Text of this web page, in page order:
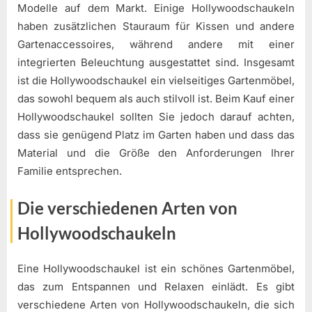
Modelle auf dem Markt. Einige Hollywoodschaukeln
haben zusätzlichen Stauraum für Kissen und andere
Gartenaccessoires, während andere mit einer
integrierten Beleuchtung ausgestattet sind. Insgesamt
ist die Hollywoodschaukel ein vielseitiges Gartenmöbel,
das sowohl bequem als auch stilvoll ist. Beim Kauf einer
Hollywoodschaukel sollten Sie jedoch darauf achten,
dass sie genügend Platz im Garten haben und dass das
Material und die Größe den Anforderungen Ihrer
Familie entsprechen.
Die verschiedenen Arten von
Hollywoodschaukeln
Eine Hollywoodschaukel ist ein schönes Gartenmöbel,
das zum Entspannen und Relaxen einlädt. Es gibt
verschiedene Arten von Hollywoodschaukeln, die sich